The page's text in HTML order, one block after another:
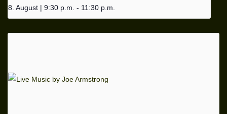
8. August | 9:30 p.m. - 11:30 p.m.